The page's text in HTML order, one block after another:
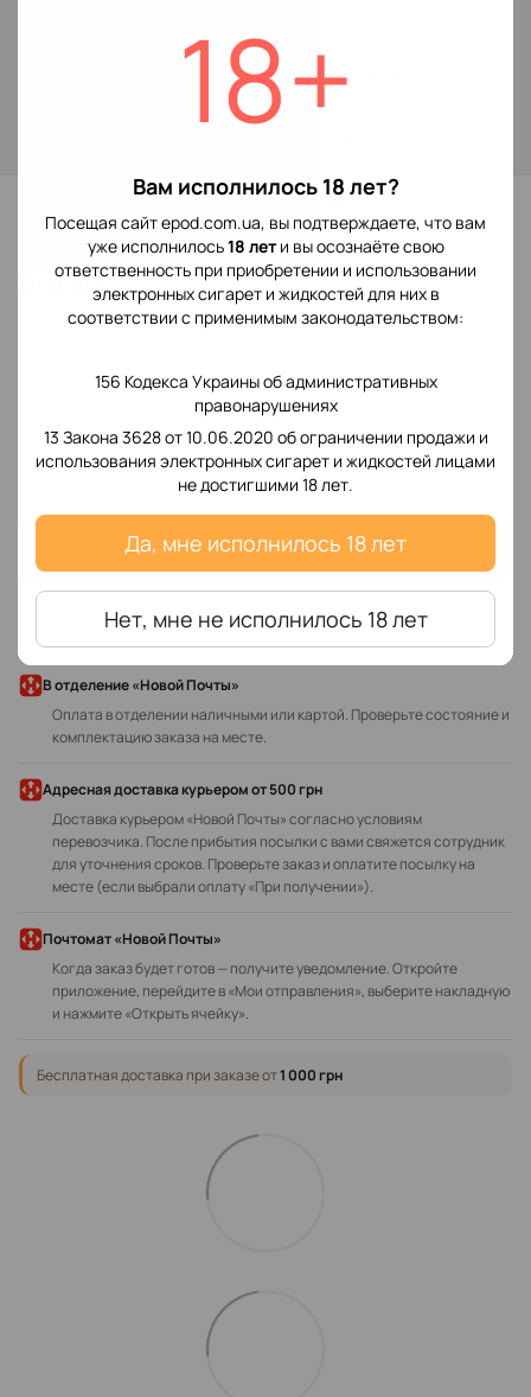
18+
Вам исполнилось 18 лет?
Посещая сайт epod.com.ua, вы подтверждаете, что вам
уже исполнилось18 лети вы осознаёте свою
ответственность при приобретении и использовании
электронных сигарет и жидкостей для них в
соответствии с применимым законодательством:
156 Кодекса Украины об административных
правонарушениях
13 Закона 3628 от 10.06.2020 об ограничении продажи и
использования электронных сигарет и жидкостей лицами
не достигшими 18 лет.
Да, мне исполнилось 18 лет
Нет, мне не исполнилось 18 лет
Сообщить, когда появится
В избранное
Отзывы
Добавьте первый отзыв
Написать отзыв
Доставка Оплата
В отделение «Новой Почты»
Оплата в отделении наличными или картой. Проверьте состояние и
комплектацию заказа на месте.
Адресная доставка курьеромот 500 грн
Доставка курьером «Новой Почты» согласно условиям
перевозчика. После прибытия посылки с вами свяжется сотрудник
для уточнения сроков. Проверьте заказ и оплатите посылку на
месте (если выбрали оплату «При получении»).
Почтомат «Новой Почты»
Когда заказ будет готов — получите уведомление. Откройте
приложение, перейдите в «Мои отправления», выберите накладную
и нажмите «Открыть ячейку».
Бесплатная доставка при заказе от1 000 грн